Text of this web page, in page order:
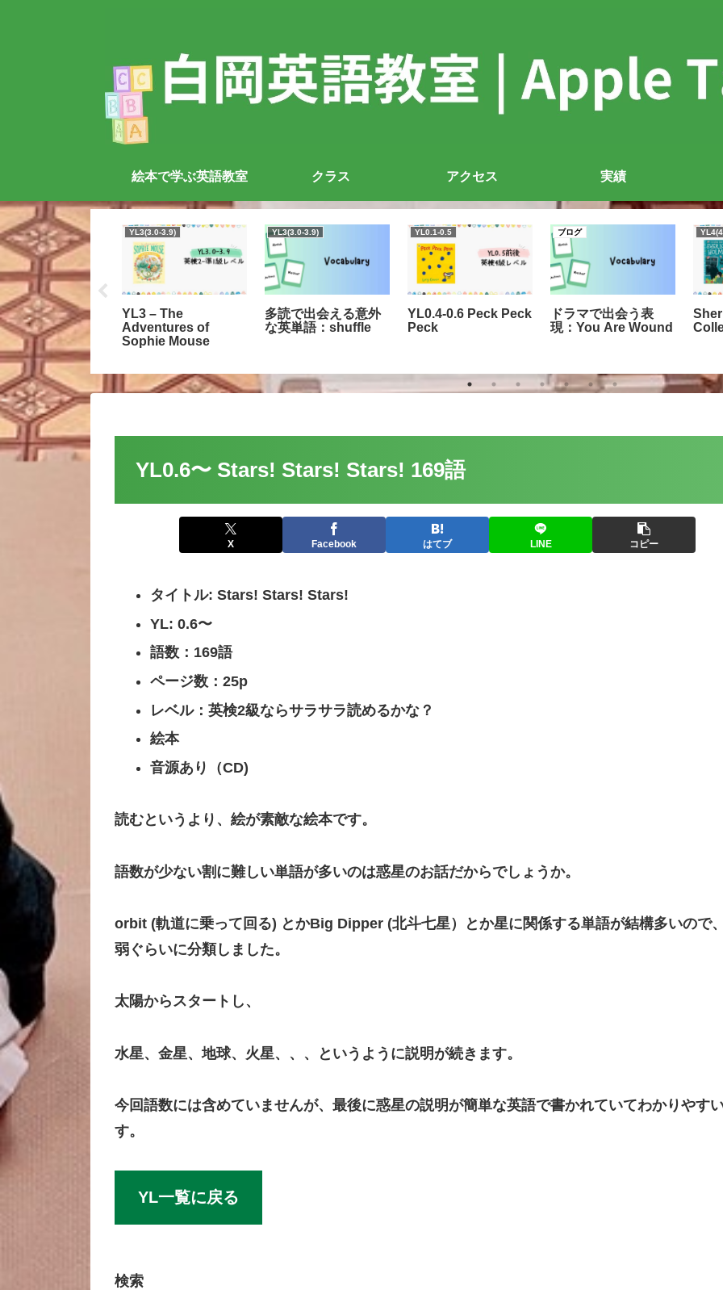
絵本で学ぶ英語教室 クラス アクセス 実績
0.5
Ark (ほぼ文
しの本です）
YL3(3.0-3.9)
YL3 – The
Adventures of
Sophie Mouse
YL3(3.0-3.9)
多読で出会える意外
な英単語：shuffle
YL0.1-0.5
YL0.4-0.6 Peck Peck
Peck
ブログ
ドラマで出会う表
現：You Are Wound
YL0.6〜 Stars! Stars! Stars! 169語
X Facebook はてブ LINE コピー
タイトル: Stars! Stars! Stars!
YL: 0.6〜
語数：169語
ページ数：25p
レベル：英検2級ならサラサラ読めるかな？
絵本
音源あり（CD)
読むというより、絵が素敵な絵本です。
語数が少ない割に難しい単語が多いのは惑星のお話だからでしょうか。
orbit (軌道に乗って回る) とかBig Dipper (北斗七星）とか星に関係する単語が結構多いので
弱ぐらいに分類しました。
太陽からスタートし、
水星、金星、地球、火星、、、というように説明が続きます。
今回語数には含めていませんが、最後に惑星の説明が簡単な英語で書かれていてわかりやす
す。
YL一覧に戻る
検索